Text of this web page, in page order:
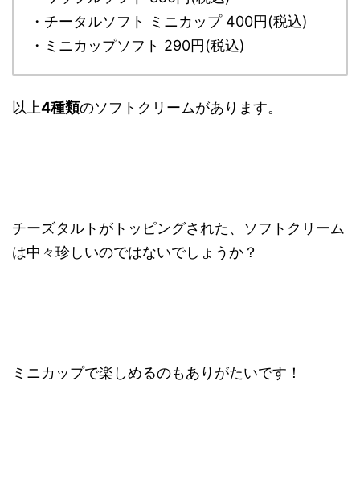
・チータルソフト ミニカップ 400円(税込)
・ミニカップソフト 290円(税込)
以上4種類のソフトクリームがあります。
チーズタルトがトッピングされた、ソフトクリーム
は中々珍しいのではないでしょうか？
ミニカップで楽しめるのもありがたいです！